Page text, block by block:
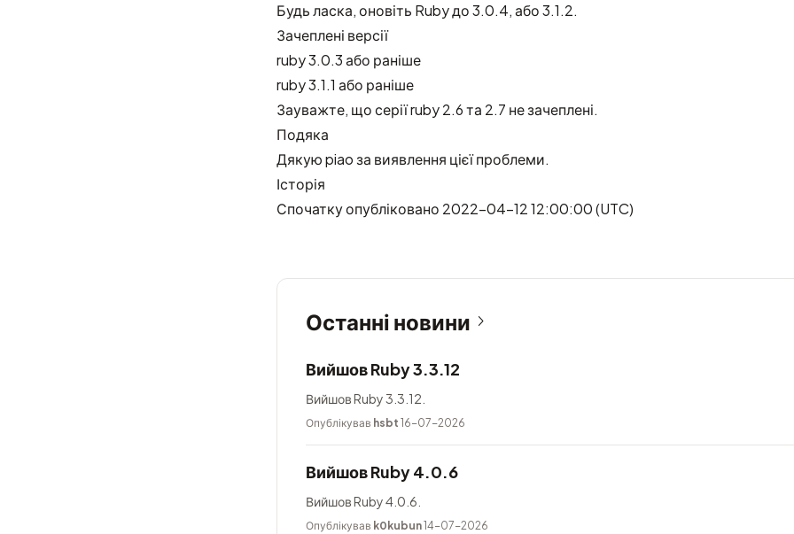
Будь ласка, оновіть Ruby до 3.0.4, або 3.1.2.
Зачеплені версії
ruby 3.0.3 або раніше
ruby 3.1.1 або раніше
Зауважте, що серії ruby 2.6 та 2.7 не зачеплені.
Подяка
Дякуюpiaoза виявлення цієї проблеми.
Історія
Спочатку опубліковано 2022-04-12 12:00:00 (UTC)
Останні новини
Вийшов Ruby 3.3.12
Вийшов Ruby 3.3.12.
Опублікував hsbt 16-07-2026
Вийшов Ruby 4.0.6
Вийшов Ruby 4.0.6.
Опублікував k0kubun14-07-2026